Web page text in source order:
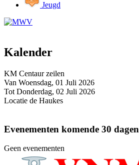
Jeugd
Kalender
KM Centaur zeilen
Van Woensdag, 01 Juli 2026
Tot Donderdag, 02 Juli 2026
Locatie de Haukes
Evenementen komende 30 dagen
Geen evenementen